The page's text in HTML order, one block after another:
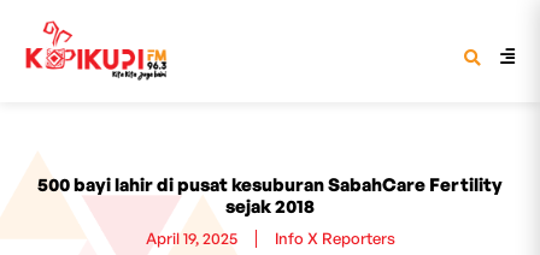
500 bayi lahir di pusat kesuburan SabahCare Fertility
sejak 2018
April 19, 2025 Info X Reporters